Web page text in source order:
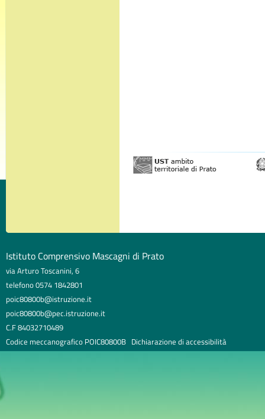
Istituto Comprensivo Mascagni di Prato
via Arturo Toscanini, 6
telefono 0574 1842801
poic80800b@istruzione.it
poic80800b@pec.istruzione.it
C.F 84032710489
Codice meccanografico POIC80800B Dichiarazione di accessibilità